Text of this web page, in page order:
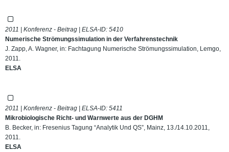
2011 | Konferenz - Beitrag | ELSA-ID: 5410
Numerische Strömungssimulation in der Verfahrenstechnik
J. Zapp, A. Wagner, in: Fachtagung Numerische Strömungssimulation, Lemgo,
2011.
ELSA
2011 | Konferenz - Beitrag | ELSA-ID: 5411
Mikrobiologische Richt- und Warnwerte aus der DGHM
B. Becker, in: Fresenius Tagung “Analytik Und QS”, Mainz, 13./14.10.2011,
2011.
ELSA